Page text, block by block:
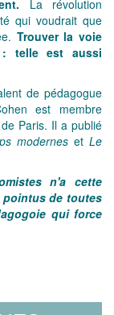
La révolution
qui voudrait que
Trouver la voie
: telle est aussi
de pédagogue
est membre
de Paris. Il a publié
modernes etLe
n'a cette
pointus de toutes
qui force